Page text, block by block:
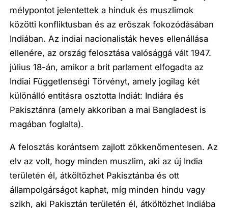
mélypontot jelentettek a hinduk és muszlimok
közötti konfliktusban és az erőszak fokozódásában
Indiában. Az indiai nacionalisták heves ellenállása
ellenére, az ország felosztása valósággá vált 1947.
július 18-án, amikor a brit parlament elfogadta az
Indiai Függetlenségi Törvényt, amely jogilag két
különálló entitásra osztotta Indiát: Indiára és
Pakisztánra (amely akkoriban a mai Bangladest is
magában foglalta).
A felosztás korántsem zajlott zökkenőmentesen. Az
elv az volt, hogy minden muszlim, aki az új India
területén él, átköltözhet Pakisztánba és ott
állampolgárságot kaphat, míg minden hindu vagy
szikh, aki Pakisztán területén él, átköltözhet Indiába